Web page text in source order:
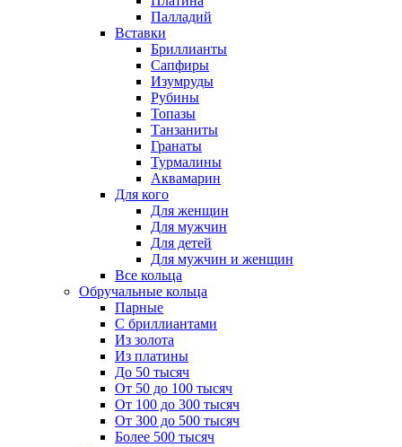
Палладий
Вставки
Бриллианты
Сапфиры
Изумруды
Рубины
Топазы
Танзаниты
Гранаты
Турмалины
Аквамарин
Для кого
Для женщин
Для мужчин
Для детей
Для мужчин и женщин
Все кольца
Обручальные кольца
Парные
С бриллиантами
Из золота
Из платины
До 50 тысяч
От 50 до 100 тысяч
От 100 до 300 тысяч
От 300 до 500 тысяч
Более 500 тысяч